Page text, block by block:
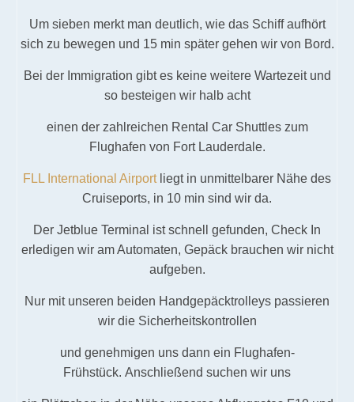
Um sieben merkt man deutlich, wie das Schiff aufhört
sich zu bewegen und 15 min später gehen wir von Bord.
Bei der Immigration gibt es keine weitere Wartezeit und
so besteigen wir halb acht
einen der zahlreichen Rental Car Shuttles zum
Flughafen von Fort Lauderdale.
FLL International Airportliegt in unmittelbarer Nähe des
Cruiseports, in 10 min sind wir da.
Der Jetblue Terminal ist schnell gefunden, Check In
erledigen wir am Automaten, Gepäck brauchen wir nicht
aufgeben.
Nur mit unseren beiden Handgepäcktrolleys passieren
wir die Sicherheitskontrollen
und genehmigen uns dann ein Flughafen-
Frühstück. Anschließend suchen wir uns